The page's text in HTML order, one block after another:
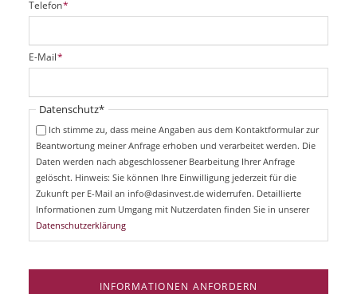
P
f
i
c
t
f
Telefon*
P
f
i
E-Mail*
Pflichtfeld
Datenschutz*
Ich stimme zu, dass meine Angaben aus dem Kontaktformular zur
Beantwortung meiner Anfrage erhoben und verarbeitet werden. Die
Daten werden nach abgeschlossener Bearbeitung Ihrer Anfrage
gelöscht. Hinweis: Sie können Ihre Einwilligung jederzeit für die
Zukunft per E-Mail an info@dasinvest.de widerrufen. Detaillierte
Informationen zum Umgang mit Nutzerdaten finden Sie in unserer
Datenschutzerklärung
INFORMATIONEN ANFORDERN